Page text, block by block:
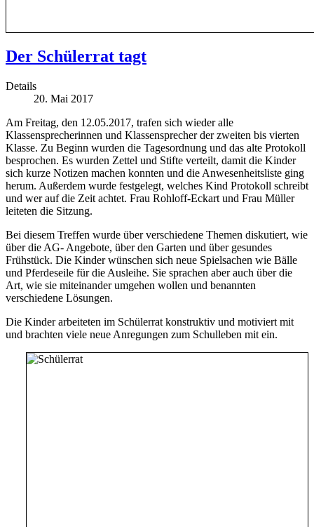
Der Schülerrat tagt
Details
20. Mai 2017
Am Freitag, den 12.05.2017, trafen sich wieder alle
Klassensprecherinnen und Klassensprecher der zweiten bis vierten
Klasse. Zu Beginn wurden die Tagesordnung und das alte Protokoll
besprochen. Es wurden Zettel und Stifte verteilt, damit die Kinder
sich kurze Notizen machen konnten und die Anwesenheitsliste ging
herum. Außerdem wurde festgelegt, welches Kind Protokoll schreibt
und wer auf die Zeit achtet. Frau Rohloff-Eckart und Frau Müller
leiteten die Sitzung.
Bei diesem Treffen wurde über verschiedene Themen diskutiert, wie
über die AG- Angebote, über den Garten und über gesundes
Frühstück. Die Kinder wünschen sich neue Spielsachen wie Bälle
und Pferdeseile für die Ausleihe. Sie sprachen aber auch über die
Art, wie sie miteinander umgehen wollen und benannten
verschiedene Lösungen.
Die Kinder arbeiteten im Schülerrat konstruktiv und motiviert mit
und brachten viele neue Anregungen zum Schulleben mit ein.